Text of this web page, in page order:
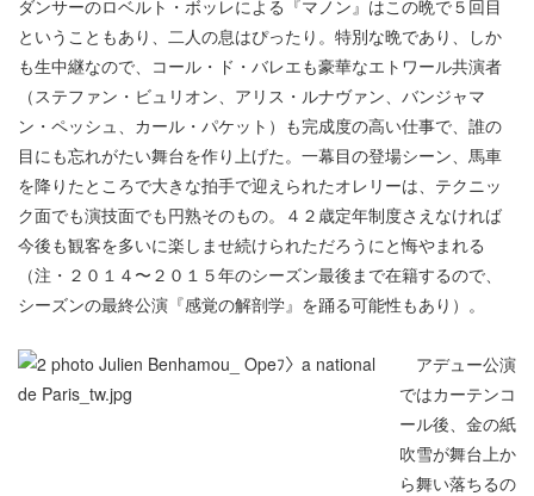
ダンサーのロベルト・ボッレによる『マノン』はこの晩で５回目
ということもあり、二人の息はぴったり。特別な晩であり、しか
も生中継なので、コール・ド・バレエも豪華なエトワール共演者
（ステファン・ビュリオン、アリス・ルナヴァン、バンジャマ
ン・ペッシュ、カール・パケット）も完成度の高い仕事で、誰の
目にも忘れがたい舞台を作り上げた。一幕目の登場シーン、馬車
を降りたところで大きな拍手で迎えられたオレリーは、テクニッ
ク面でも演技面でも円熟そのもの。４２歳定年制度さえなければ
今後も観客を多いに楽しませ続けられただろうにと悔やまれる
（注・２０１４〜２０１５年のシーズン最後まで在籍するので、
シーズンの最終公演『感覚の解剖学』を踊る可能性もあり）。
アデュー公演
ではカーテンコ
ール後、金の紙
吹雪が舞台上か
ら舞い落ちるの